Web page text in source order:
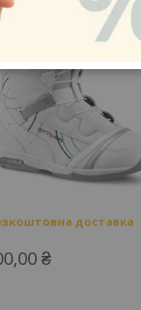
доставка
₴